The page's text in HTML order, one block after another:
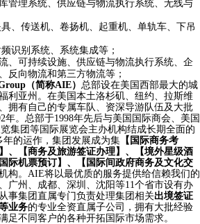
管理系统、供应链与物流执行系统、无线与
、传送机、卷扬机、起重机、单轨车、下吊
识别系统、系统集成等；
、可持续设施、供应链与物流执行系统、企
反向物流和第三方物流等；
（简称AIE） 总部设在美国西部最大的城
利亚州。在美国本土洛杉矶、纽约、拉斯维
拥有自己的专属车队、资深导游队伍及大批
。总部于1998年先后与美国国际商会、美国
集团等国际展览会主办机构结成长期全面的
的运作，集团发展成为集 【国际商务考
、【商务及旅游签证办理】、【境外星级酒
际机票预订】、【国际间政府商务及文化交
构。 AIE将以最优质的服务提供给信赖我们的
广州、成都
深圳、沈阳等11个省市设有办
事集团直属专门负责处理集团相关出境签证
业务的专业全资直属子公司，拥有大批经验
不同客户的各种开拓国际市场需求。